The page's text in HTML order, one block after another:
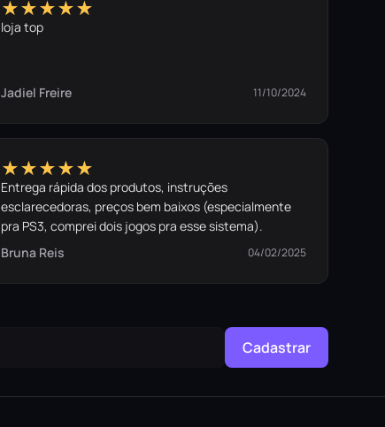
★★★★★
loja top
Jadiel Freire 11/10/2024
★★★★★
Entrega rápida dos produtos, instruções
esclarecedoras, preços bem baixos (especialmente
pra PS3, comprei dois jogos pra esse sistema).
Bruna Reis
04/02/2025
Cadastrar